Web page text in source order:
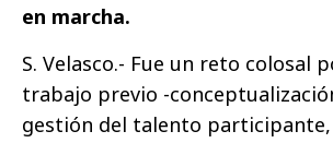
en marcha.
S. Velasco.- Fue un reto colosal
trabajo previo -
gestión del talento